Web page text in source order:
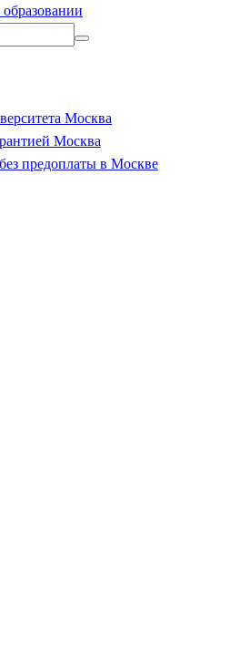
Москва
Москва
предоплаты в Москве